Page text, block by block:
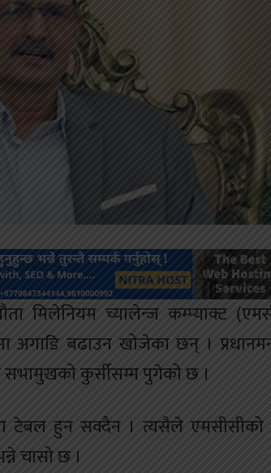
मिलेनियम च्यालेन्ज कम्प्याक्ट
अगाडि बढाउन खोजेका छन् ।
कुर्सीसम्म पुगेको छ ।
हुन सक्दैन । त्यसैले एमसीसीको
चासो छ ।